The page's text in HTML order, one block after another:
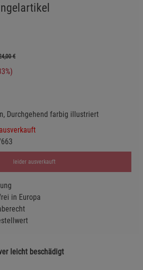
€
Durchgehend farbig illustriert
leider ausverkauft
in Europa
leicht beschädigt